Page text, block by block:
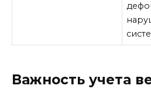
Важность учета